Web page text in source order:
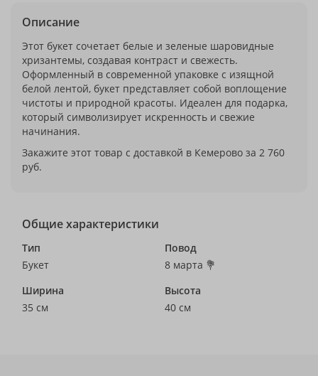
Описание
Этот букет сочетает белые и зеленые шаровидные
хризантемы, создавая контраст и свежесть.
Оформленный в современной упаковке с изящной
белой лентой, букет представляет собой воплощение
чистоты и природной красоты. Идеален для подарка,
который символизирует искренность и свежие
начинания.
Закажите этот товар с доставкой в Кемерово за 2 760
руб.
Общие характеристики
Тип
Букет
Повод
8 марта 💐
Ширина
35 см
Высота
40 см